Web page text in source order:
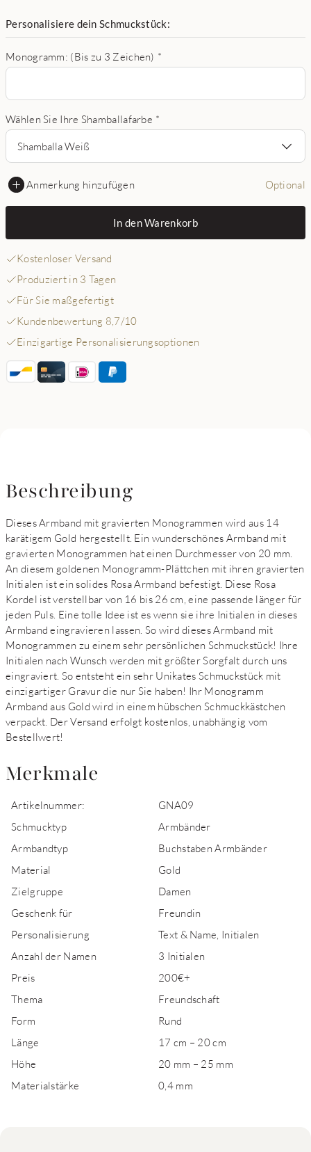
Personalisiere dein Schmuckstück:
Monogramm: (Bis zu 3 Zeichen) *
Wählen Sie Ihre Shamballafarbe *
Shamballa Weiß
Anmerkung hinzufügen Optional
In den Warenkorb
Kostenloser Versand
Produziert in 3 Tagen
Für Sie maßgefertigt
Kundenbewertung 8,7/10
Einzigartige Personalisierungsoptionen
Beschreibung
Dieses Armband mit gravierten Monogrammen wird aus 14
karätigem Gold hergestellt. Ein wunderschönes Armband mit
gravierten Monogrammen hat einen Durchmesser von 20 mm.
An diesem goldenen Monogramm-Plättchen mit ihren gravierten
Initialen ist ein solides Rosa Armband befestigt. Diese Rosa
Kordel ist verstellbar von 16 bis 26 cm, eine passende länger für
jeden Puls. Eine tolle Idee ist es wenn sie ihre Initialen in dieses
Armband eingravieren lassen. So wird dieses Armband mit
Monogrammen zu einem sehr persönlichen Schmuckstück! Ihre
Initialen nach Wunsch werden mit größter Sorgfalt durch uns
eingraviert. So entsteht ein sehr Unikates Schmuckstück mit
einzigartiger Gravur die nur Sie haben! Ihr Monogramm
Armband aus Gold wird in einem hübschen Schmuckkästchen
verpackt. Der Versand erfolgt kostenlos, unabhängig vom
Bestellwert!
Merkmale
Artikelnummer:
GNA09
Schmucktyp
Armbänder
Armbandtyp
Buchstaben Armbänder
Material
Gold
Zielgruppe
Damen
Geschenk für
Freundin
Personalisierung
Text & Name, Initialen
Anzahl der Namen
3 Initialen
Preis
200€+
Thema
Freundschaft
Form
Rund
Länge
17 cm – 20 cm
Höhe
20 mm – 25 mm
Materialstärke
0,4 mm